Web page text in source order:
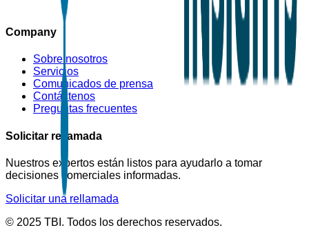
Company
Sobre nosotros
Servicios
Comunicados de prensa
Contáctenos
Preguntas frecuentes
Solicitar rellamada
Nuestros expertos están listos para ayudarlo a tomar
decisiones comerciales informadas.
Solicitar una rellamada
© 2025 TBI. Todos los derechos reservados.